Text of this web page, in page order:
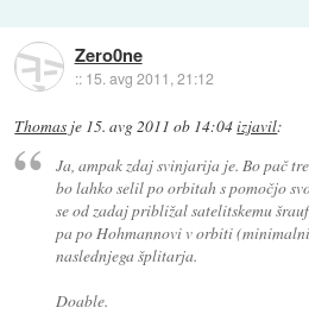
Zero0ne
:: 15. avg 2011, 21:12
Thomas je 15. avg 2011 ob 14:04izjavil:
Ja, ampak zdaj svinjarija je. Bo pač
bo lahko selil po orbitah s pomočjo
se od zadaj približal satelitskemu
pa po Hohmannovi v orbiti
naslednjega šplitarja.
Doable.